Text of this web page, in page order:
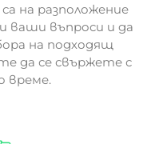
на разположение
ваши въпроси и да
на подходящ
да се свържете с
време.